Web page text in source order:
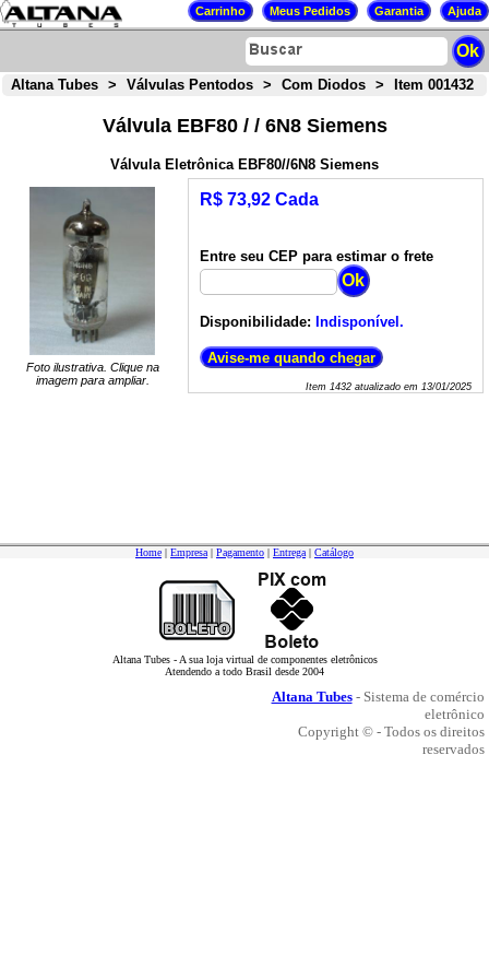
Altana Tubes > Válvulas Pentodos > Com Diodos > Item 001432
Válvula EBF80 / / 6N8 Siemens
Válvula Eletrônica EBF80//6N8 Siemens
Foto ilustrativa. Clique na
imagem para ampliar.
R$ 73,92 Cada
Entre seu CEP para estimar o frete
Disponibilidade: Indisponível.
Item 1432atualizado em 13/01/2025
Home | Empresa | Pagamento | Entrega | Catálogo
Altana Tubes - A sua loja virtual de componentes eletrônicos
Atendendo a todo Brasil desde 2004
Altana Tubes- Sistema de comércio
eletrônico
Copyright © - Todos os direitos
reservados